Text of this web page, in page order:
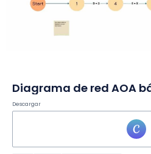
Diagrama de red AOA
Descargar